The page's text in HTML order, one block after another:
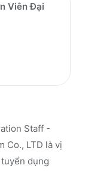
Viên Đại
Staff -
Co., LTD là vị
dụng